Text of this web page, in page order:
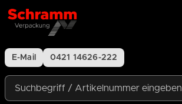
E-Mail 0421 14626-222
Suchbegriff / Artikelnummer eingeben